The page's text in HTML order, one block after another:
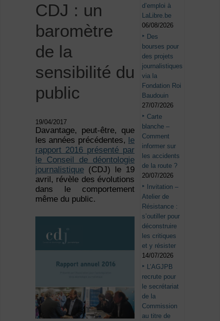
CDJ : un
baromètre
de la
sensibilité du
public
19/04/2017
Davantage, peut-être, que
les années précédentes,
le
rapport 2016 présenté par
le Conseil de déontologie
journalistique(CDJ) le 19
avril, révèle des évolutions
dans le comportement
même du public.
d’emploi à
LaLibre.be
06/08/2026
Des
bourses pour
des projets
journalistiques
via la
Fondation Roi
Baudouin
27/07/2026
Carte
blanche –
Comment
informer sur
les accidents
de la route ?
20/07/2026
Invitation –
Atelier de
Résistance :
s’outiller pour
déconstruire
les critiques
et y résister
14/07/2026
L’AGJPB
recrute pour
le secrétariat
de la
Commission
au titre de